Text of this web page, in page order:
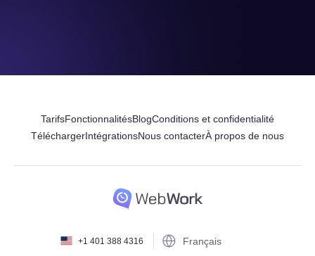
TarifsFonctionnalitésBlogConditions et confidentialité
TéléchargerIntégrationsNous contacterÀ propos de nous
+1 401 388 4316 Français